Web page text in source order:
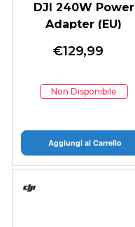
DJI 240W Power
Adapter (EU)
€129,99
Non Disponibile
Aggiungi al Carrello